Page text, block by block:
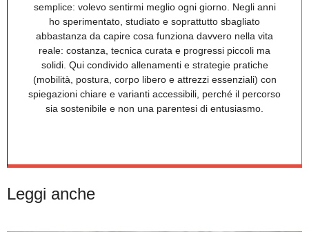
semplice: volevo sentirmi meglio ogni giorno. Negli anni
ho sperimentato, studiato e soprattutto sbagliato
abbastanza da capire cosa funziona davvero nella vita
reale: costanza, tecnica curata e progressi piccoli ma
solidi. Qui condivido allenamenti e strategie pratiche
(mobilità, postura, corpo libero e attrezzi essenziali) con
spiegazioni chiare e varianti accessibili, perché il percorso
sia sostenibile e non una parentesi di entusiasmo.
Leggi anche